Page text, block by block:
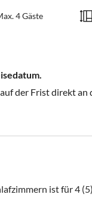
4 Gäste
der Frist direkt an
ist für 4